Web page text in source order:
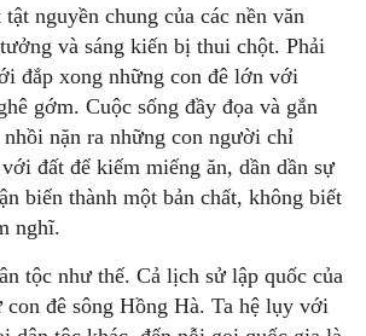
nguyền chung của các nền văn
và sáng kiến bị thui chột. Phải
đắp xong những con đê lớn với
gớm. Cuộc sống đầy đọa và gắn
nặn ra những con người chỉ
đất để kiếm miếng ăn, dần dần sự
biến thành một bản chất, không biết
nghĩ.
tộc như thế. Cả lịch sử lập quốc của
đê sông Hồng Hà. Ta hệ lụy với